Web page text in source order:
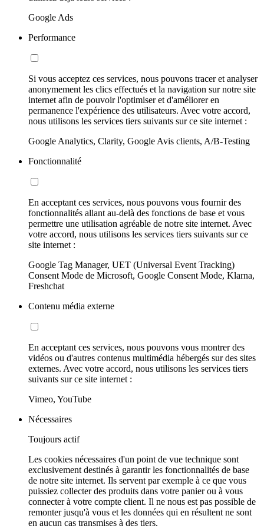
Google Ads
Performance
Si vous acceptez ces services, nous pouvons tracer et analyser
anonymement les clics effectués et la navigation sur notre site
internet afin de pouvoir l'optimiser et d'améliorer en
permanence l'expérience des utilisateurs. Avec votre accord,
nous utilisons les services tiers suivants sur ce site internet :
Google Analytics, Clarity, Google Avis clients, A/B-Testing
Fonctionnalité
En acceptant ces services, nous pouvons vous fournir des
fonctionnalités allant au-delà des fonctions de base et vous
permettre une utilisation agréable de notre site internet. Avec
votre accord, nous utilisons les services tiers suivants sur ce
site internet :
Google Tag Manager, UET (Universal Event Tracking)
Consent Mode de Microsoft, Google Consent Mode, Klarna,
Freshchat
Contenu média externe
En acceptant ces services, nous pouvons vous montrer des
vidéos ou d'autres contenus multimédia hébergés sur des sites
externes. Avec votre accord, nous utilisons les services tiers
suivants sur ce site internet :
Vimeo, YouTube
Nécessaires
Toujours actif
Les cookies nécessaires d'un point de vue technique sont
exclusivement destinés à garantir les fonctionnalités de base
de notre site internet. Ils servent par exemple à ce que vous
puissiez collecter des produits dans votre panier ou à vous
connecter à votre compte client. Il ne nous est pas possible de
remonter jusqu'à vous et les données qui en résultent ne sont
en aucun cas transmises à des tiers.